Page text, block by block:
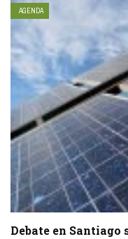
AGENDA
Debate en Santiago